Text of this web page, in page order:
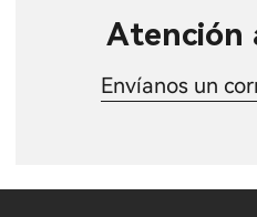
Atención
Envíanos un